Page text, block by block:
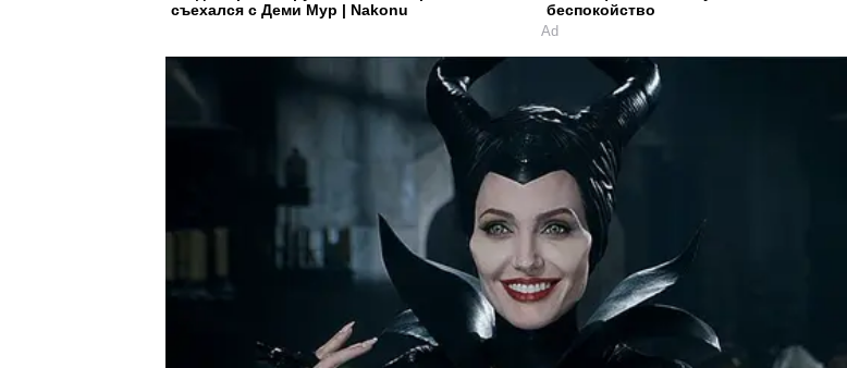
съехался с Деми Мур | Nakonu
беспокойство
Ad